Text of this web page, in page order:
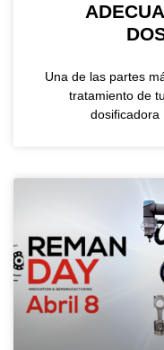
Una de las partes
tratamiento de
dosificadora